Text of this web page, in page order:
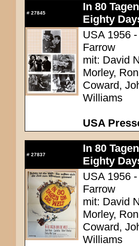
# 27845
In 80
Eighty
USA 1956
Farrow
mit: David
Morley,
Coward,
Williams
USA
# 27837
In 80
Eighty
USA 1956
Farrow
mit: David
Morley,
Coward,
Williams